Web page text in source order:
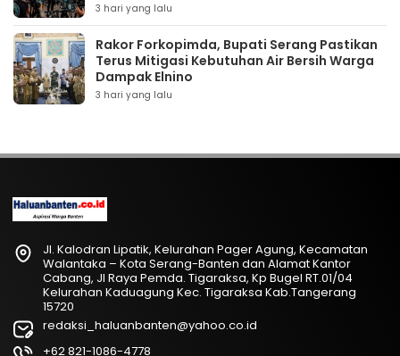
3 hari yang lalu
Rakor Forkopimda, Bupati Serang Pastikan
Terus Mitigasi Kebutuhan Air Bersih Warga
Dampak Elnino
3 hari yang lalu
Jl. Kalodran Lipatik, Kelurahan Pager Agung, Kecamatan
Walantaka – Kota Serang-Banten dan Alamat Kantor
Cabang, Jl Raya Pemda. Tigaraksa, Kp Bugel RT.01/04
Kelurahan Kaduagung Kec. Tigaraksa Kab.Tangerang
15720
redaksi_haluanbanten@yahoo.co.id
+62 821-1086-4778